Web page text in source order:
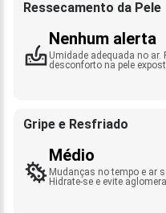
Ressecamento da Pele
Nenhum alerta
Umidade adequada no ar.
desconforto na pele
Gripe e Resfriado
Médio
Mudanças no tempo e ar
Hidrate-se e evite